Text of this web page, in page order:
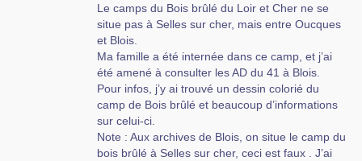
Le camps du Bois brûlé du Loir et Cher ne se
situe pas à Selles sur cher, mais entre Oucques
et Blois.
Ma famille a été internée dans ce camp, et j’ai
été amené à consulter les AD du 41 à Blois.
Pour infos, j’y ai trouvé un dessin colorié du
camp de Bois brûlé et beaucoup d’informations
sur celui-ci.
Note : Aux archives de Blois, on situe le camp du
bois brûlé à Selles sur cher, ceci est faux . J’ai